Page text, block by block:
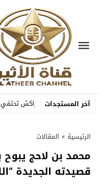
آخر المستجدات
مراكش تحتفي بتراثها الشعبي في افتتاح الدورة
الرئيسية » المقالات
محمد بن لاحج
قصيدته الجديدة